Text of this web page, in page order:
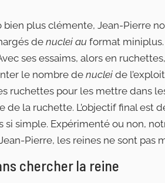
plus clémente, Jean-Pierre
de nuclei au format
ses essaims, alors en
le nombre de nuclei de
ruchettes pour les mettre dans
de la ruchette. L’objectif final est
si simple. Expérimenté ou non,
Pierre, les reines ne sont pas
chercher la reine